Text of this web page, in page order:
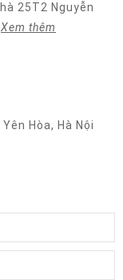
25T2 Nguyễn
Xem thêm
Hòa, Hà Nội